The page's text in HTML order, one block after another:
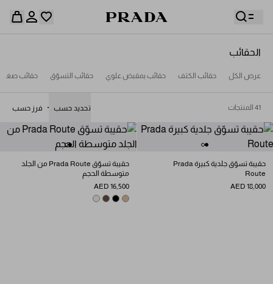
حقيبة التسوق فارغة
حقيبة التسوق فارغة
سجِّل الدخول أو أنشئ حسابك الشخصي
قائمة أمنياتك فارغة. استكشفوا المجموعات، واحفظوا
قطعكم المفضّلة، واستلموها من هنا.
الحقائب
عرض الكل حقائب الكتف حقائب بمقبض علوي حقائب التسوّق حقائب
41 المنتجات تحديد حسب فرز حسب
حقيبة تسوّق جلدية كبيرة Prada
Route
AED 18,000
حقيبة تسوّق Prada Route من الجلد
متوسطة الحجم
AED 16,500
SAND BEIGE
BLACK
COCOA BROWN
CHALK WHITE